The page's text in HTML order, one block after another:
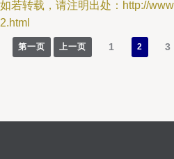
如若转载，请注明出处：http://
2.html
第一页 上一页 1 2 3